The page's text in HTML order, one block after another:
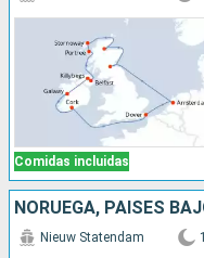
Comidas incluidas
NORUEGA, PAISES
Nieuw Statendam